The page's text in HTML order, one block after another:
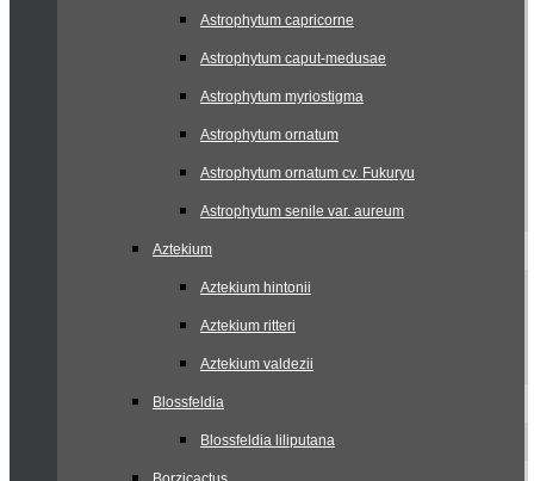
Astrophytum capricorne
Astrophytum caput-medusae
Astrophytum myriostigma
Astrophytum ornatum
Astrophytum ornatum cv. Fukuryu
Astrophytum senile var. aureum
Aztekium
Aztekium hintonii
Aztekium ritteri
Aztekium valdezii
Blossfeldia
Blossfeldia liliputana